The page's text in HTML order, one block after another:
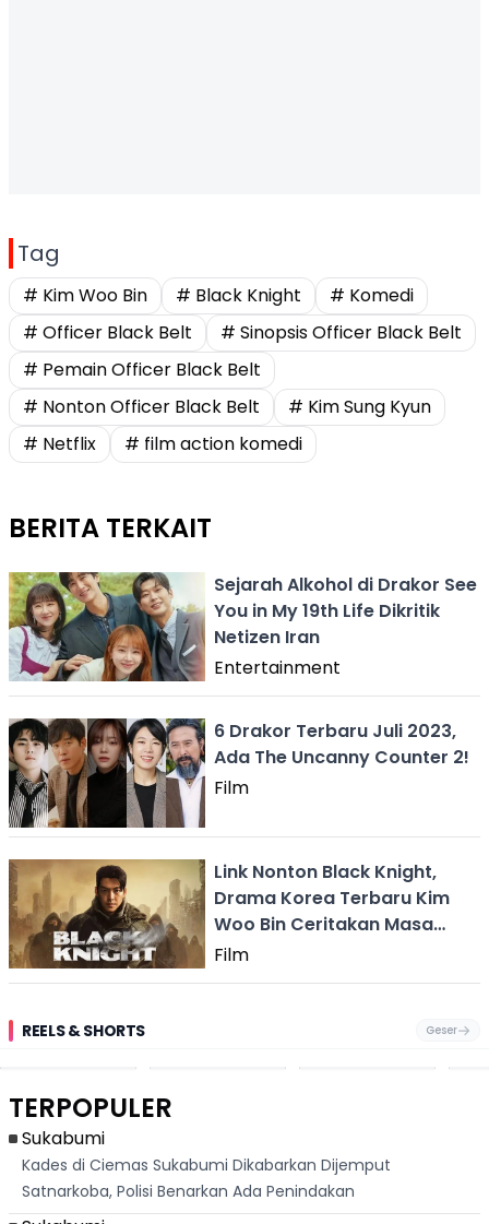
Tag
# Kim Woo Bin # Black Knight
# Komedi
# Officer Black Belt
# Sinopsis Officer Black Belt
# Pemain Officer Black Belt
# Nonton Officer Black Belt
# Kim Sung Kyun
# Netflix
# film action komedi
BERITA TERKAIT
Sejarah Alkohol di Drakor See
You in My 19th Life Dikritik
Netizen Iran
Entertainment
6 Drakor Terbaru Juli 2023,
Ada The Uncanny Counter 2!
Film
Link Nonton Black Knight,
Drama Korea Terbaru Kim
Woo Bin Ceritakan Masa
Depan
Film
REELS & SHORTS Geser
Pantai
Cikembang,
Dari
Palabuhanratu
TERPOPULER
Sukabumi
Kades di Ciemas Sukabumi Dikabarkan Dijemput
Satnarkoba, Polisi Benarkan Ada Penindakan